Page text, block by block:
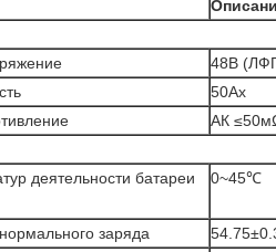
48В
50Ах
АК
деятельности батареи
0~45℃
заряда